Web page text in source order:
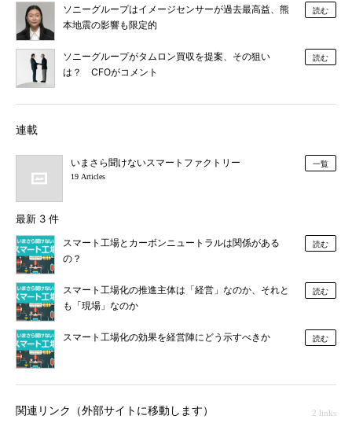
ソニーグループはイメージセンサーが過去最高益、熊
本地震の影響も限定的
読む
ソニーグループがタムロン買収を提案、その狙い
は？ CFOがコメント
読む
連載
いまさら聞けないスマートファクトリー
19 Articles
一覧
最新 3 件
スマート工場とカーボンニュートラルは関係がある
の？
読む
スマート工場化の推進主体は「経営」なのか、それと
も「現場」なのか
読む
スマート工場化の効果を経営陣にどう示すべきか 読む
関連リンク（外部サイトに移動します） 2 links